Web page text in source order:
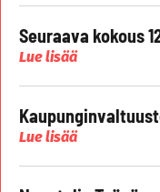
Seuraava kokous
Lue lisää
Lue lisää